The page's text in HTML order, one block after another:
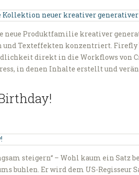
neue Produktfamilie kreativer
und Texteffekten konzentriert.
direkt in die Workflows von
in denen Inhalte erstellt und
steigern“ – Wohl kaum ein Satz
buhlen. Er wird dem US-Regisseur